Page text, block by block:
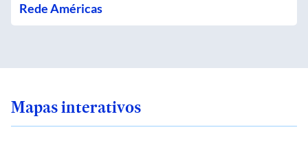
Rede Américas
Mapas interativos